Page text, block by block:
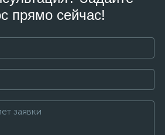
прямо сейчас!